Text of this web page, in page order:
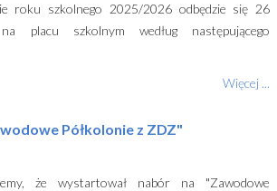
roku szkolnego 2025/2026 odbędzie się 26
placu szkolnym według następującego
Więcej ...
Półkolonie z ZDZ"
że wystartował nabór na "Zawodowe